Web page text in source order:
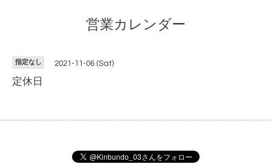
営業カレンダー
指定なし 2021-11-06 (Sat)
定休日